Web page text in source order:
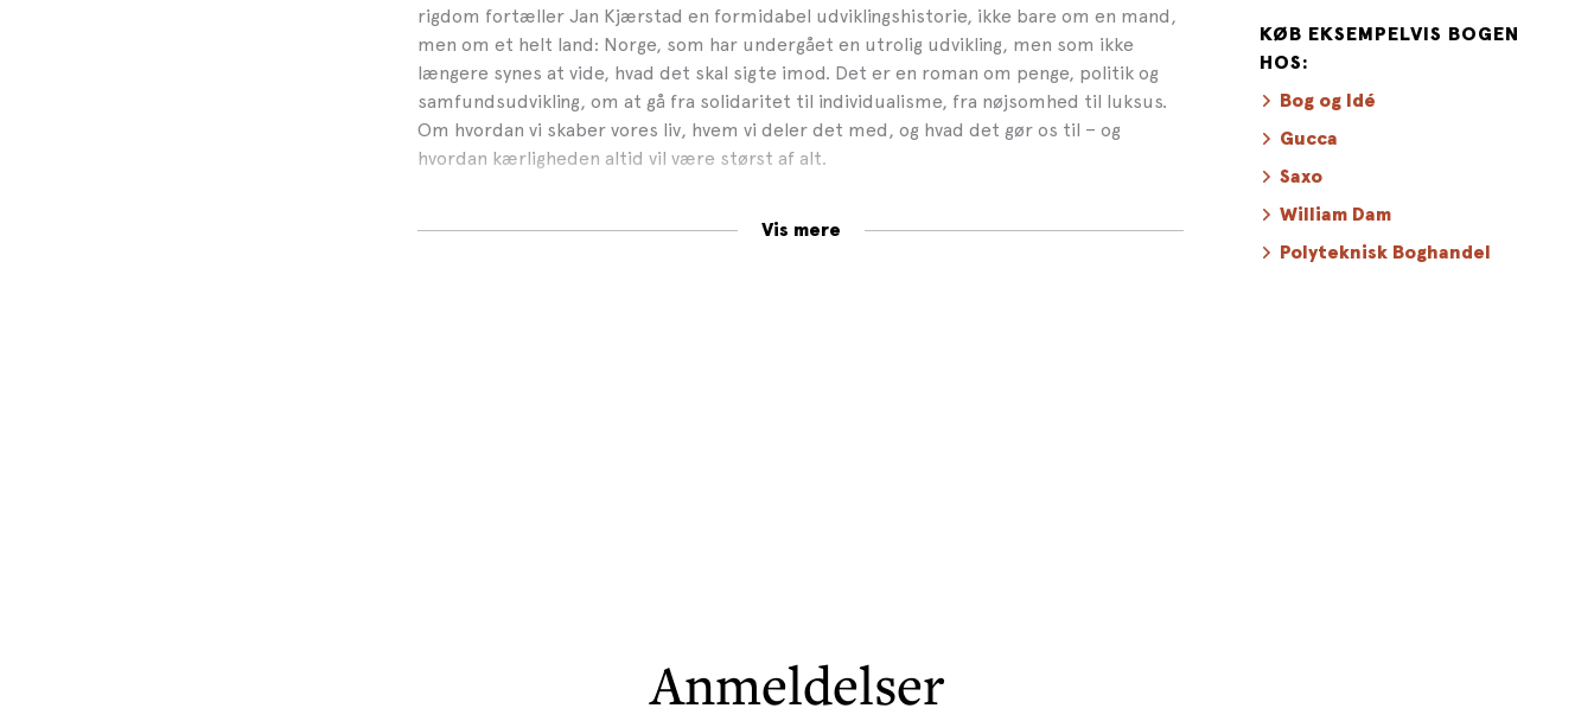
rigdom fortæller Jan Kjærstad en formidabel udviklingshistorie, ikke bare om en mand,
men om et helt land: Norge, som har undergået en utrolig udvikling, men som ikke
længere synes at vide, hvad det skal sigte imod. Det er en roman om penge, politik og
samfundsudvikling, om at gå fra solidaritet til individualisme, fra nøjsomhed til luksus.
Om hvordan vi skaber vores liv, hvem vi deler det med, og hvad det gør os til – og
hvordan kærligheden altid vil være størst af alt.
Vis mere
KØB EKSEMPELVIS BOGEN
HOS:
Bog og Idé
Gucca
Saxo
William Dam
Polyteknisk Boghandel
Anmeldelser